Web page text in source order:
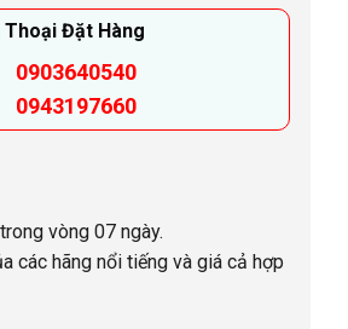
Thoại Đặt Hàng
0903640540
0943197660
vòng 07 ngày.
các hãng nổi tiếng và giá cả hợp